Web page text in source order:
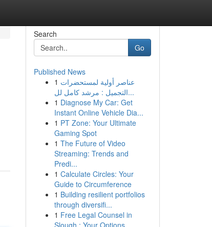
Search
Go
Published News
1 عناصر أولية لمستحضرات
التجميل : مرشد كامل لل...
1 Diagnose My Car: Get
Instant Online Vehicle Dia...
1 PT Zone: Your Ultimate
Gaming Spot
1 The Future of Video
Streaming: Trends and
Predi...
1 Calculate Circles: Your
Guide to Circumference
1 Building resilient portfolios
through diversifi...
1 Free Legal Counsel in
Slough : Your Options...